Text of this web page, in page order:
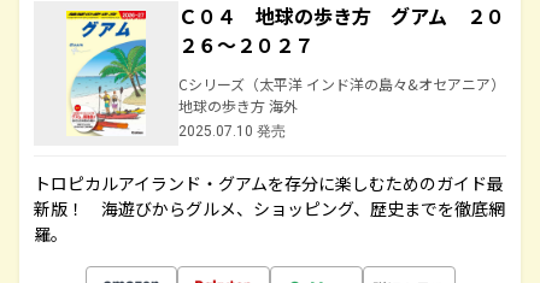
Ｃ０４ 地球の歩き方 グアム ２０
２６～２０２７
Cシリーズ（太平洋 インド洋の島々&オセアニア）
地球の歩き方 海外
2025.07.10 発売
トロピカルアイランド・グアムを存分に楽しむためのガイド最
新版！ 海遊びからグルメ、ショッピング、歴史までを徹底網
羅。